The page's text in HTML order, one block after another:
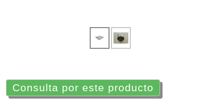
Consulta por este producto